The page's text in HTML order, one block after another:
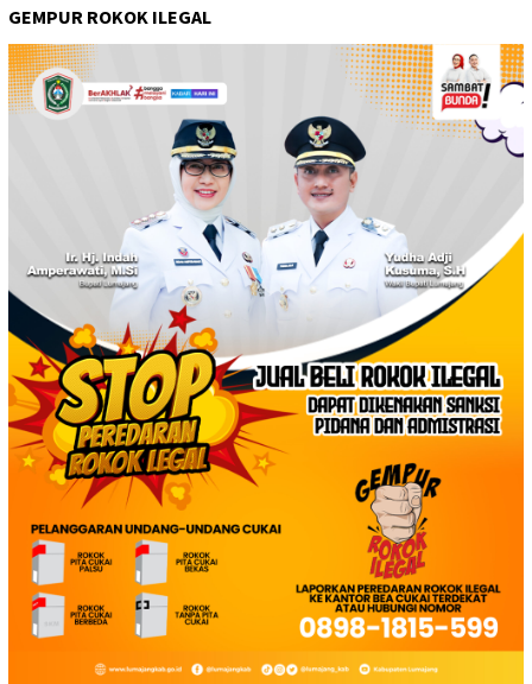
GEMPUR ROKOK ILEGAL